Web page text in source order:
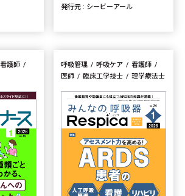
発行元 : シービーアール
看護師
呼吸管理 呼吸ケア
看護師
医師
臨床工学技士 理学療法士